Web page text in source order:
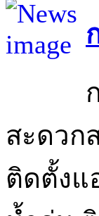
สะดวก
ติดตั้งแ